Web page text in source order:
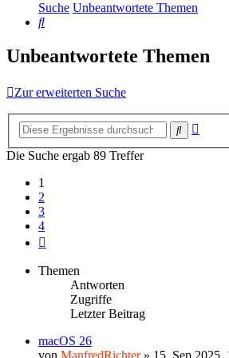
Suche Unbeantwortete Themen
Suche
Unbeantwortete Themen
Zur erweiterten Suche
Suche
Die Suche ergab 89 Treffer
1
2
3
4
Themen
Antworten
Zugriffe
Letzter Beitrag
macOS 26
von ManfredRichter» 15. Sep 2025,